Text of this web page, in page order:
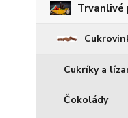
Trvanlivé
Cukríky a
Čokolády